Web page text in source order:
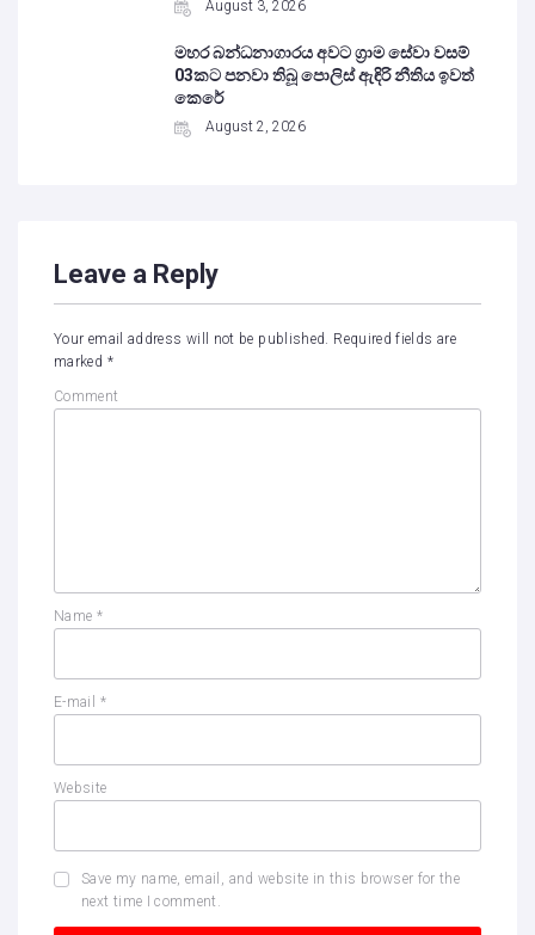
August 3, 2026
මහර බන්ධනාගාරය අවට ග්‍රාම සේවා වසම්
03කට පනවා තිබූ පොලිස් ඇඳිරි නීතිය ඉවත්
කෙරේ
August 2, 2026
Leave a Reply
Your email address will not be published. Required fields are
marked *
Comment
Name *
E-mail *
Website
Save my name, email, and website in this browser for the
next time I comment.